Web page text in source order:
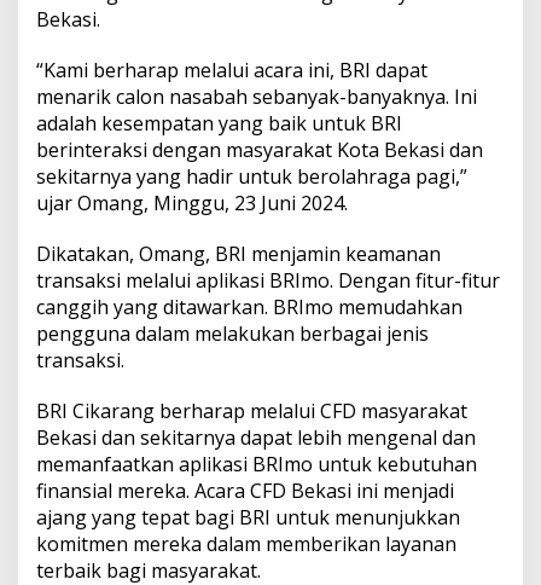
C
i
k
a
r
a
n
I
k
u
t
i
r
F
r
e
e
D
a
Bekasi.
“Kami berharap melalui acara ini, BRI dapat
menarik calon nasabah sebanyak-banyaknya. Ini
adalah kesempatan yang baik untuk BRI
berinteraksi dengan masyarakat Kota Bekasi dan
sekitarnya yang hadir untuk berolahraga pagi,”
ujar Omang, Minggu, 23 Juni 2024.
Dikatakan, Omang, BRI menjamin keamanan
transaksi melalui aplikasi BRImo. Dengan fitur-fitur
canggih yang ditawarkan. BRImo memudahkan
pengguna dalam melakukan berbagai jenis
transaksi.
BRI Cikarang berharap melalui CFD masyarakat
Bekasi dan sekitarnya dapat lebih mengenal dan
memanfaatkan aplikasi BRImo untuk kebutuhan
finansial mereka. Acara CFD Bekasi ini menjadi
ajang yang tepat bagi BRI untuk menunjukkan
komitmen mereka dalam memberikan layanan
terbaik bagi masyarakat.